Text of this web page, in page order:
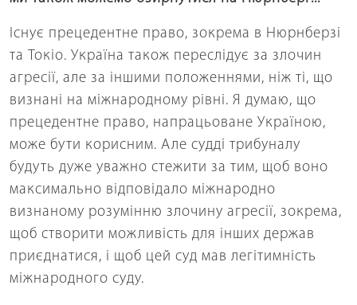
Існує прецедентне право, зокрема в Нюрнберзі
та Токіо. Україна також переслідує за злочин
агресії, але за іншими положеннями, ніж ті, що
визнані на міжнародному рівні. Я думаю, що
прецедентне право, напрацьоване Україною,
може бути корисним. Але судді трибуналу
будуть дуже уважно стежити за тим, щоб воно
максимально відповідало міжнародно
визнаному розумінню злочину агресії, зокрема,
щоб створити можливість для інших держав
приєднатися, і щоб цей суд мав легітимність
міжнародного суду.